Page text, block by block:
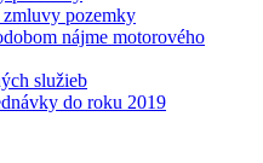
pozemky
nájme motorového
služieb
do roku 2019